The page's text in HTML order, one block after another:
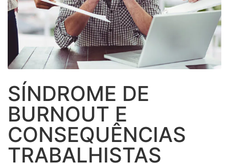
SÍNDROME DE
BURNOUT E
CONSEQUÊNCIAS
TRABALHISTAS